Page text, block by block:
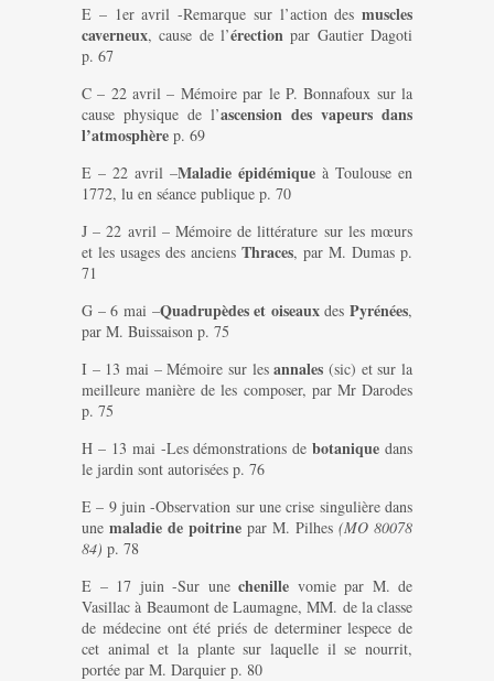
E – 1er avril -Remarque sur l’action des muscles
caverneux, cause de l’érectionpar Gautier Dagoti
p. 67
C – 22 avril – Mémoire par le P. Bonnafoux sur la
cause physique de l’ascension des vapeurs dans
l’atmosphère p. 69
E – 22 avril –Maladie épidémique à Toulouse en
1772, lu en séance publique p. 70
J – 22 avril – Mémoire de littérature sur les mœurs
et les usages des anciens Thraces, par M. Dumas p.
71
G – 6 mai –Quadrupèdes et oiseauxdes Pyrénées,
par M. Buissaison p. 75
I – 13 mai – Mémoire sur lesannales (sic) et sur la
meilleure manière de les composer, par Mr Darodes
p. 75
H – 13 mai -Les démonstrations debotanique dans
le jardin sont autorisées p. 76
E – 9 juin -Observation sur une crise singulière dans
une maladie de poitrine par M. Pilhes (MO 80078
84) p. 78
E – 17 juin -Sur une chenille vomie par M. de
Vasillac à Beaumont de Laumagne, MM. de la classe
de médecine ont été priés de determiner lespece de
cet animal et la plante sur laquelle il se nourrit,
portée par M. Darquier p. 80